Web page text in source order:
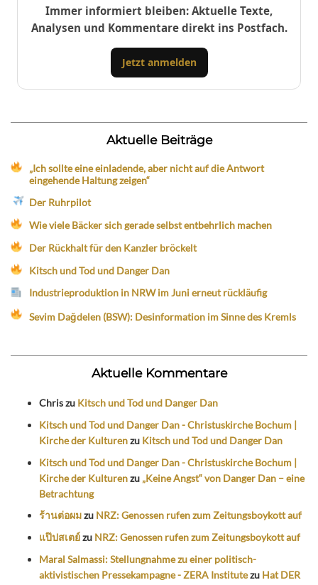
Immer informiert bleiben: Aktuelle Texte,
Analysen und Kommentare direkt ins Postfach.
Jetzt anmelden
Aktuelle Beiträge
„Ich sollte eine einladende, aber nicht auf die Antwort
eingehende Haltung zeigen“
Der Ruhrpilot
Wie viele Bäcker sich gerade selbst entbehrlich machen
Der Rückhalt für den Kanzler bröckelt
Kitsch und Tod und Danger Dan
Industrieproduktion in NRW im Juni erneut rückläufig
Sevim Dağdelen (BSW): Desinformation im Sinne des Kremls
Aktuelle Kommentare
Chriszu Kitsch und Tod und Danger Dan
Kitsch und Tod und Danger Dan - Christuskirche Bochum |
Kirche der Kulturenzu Kitsch und Tod und Danger Dan
Kitsch und Tod und Danger Dan - Christuskirche Bochum |
Kirche der Kulturenzu „Keine Angst“ von Danger Dan – eine
Betrachtung
ร้านต่อผมzu NRZ: Genossen rufen zum Zeitungsboykott auf
แป๊ปสเตย์zu NRZ: Genossen rufen zum Zeitungsboykott auf
Maral Salmassi: Stellungnahme zu einer politisch-
aktivistischen Pressekampagne - ZERA Institutezu Hat DER